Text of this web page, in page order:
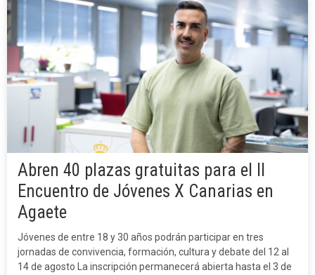
Abren 40 plazas gratuitas para el II
Encuentro de Jóvenes X Canarias en
Agaete
Jóvenes de entre 18 y 30 años podrán participar en tres
jornadas de convivencia, formación, cultura y debate del 12 al
14 de agosto La inscripción permanecerá abierta hasta el 3 de